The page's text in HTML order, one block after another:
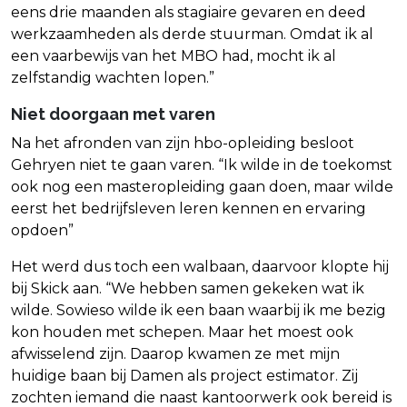
eens drie maanden als stagiaire gevaren en deed
werkzaamheden als derde stuurman. Omdat ik al
een vaarbewijs van het MBO had, mocht ik al
zelfstandig wachten lopen.”
Niet doorgaan met varen
Na het afronden van zijn hbo-opleiding besloot
Gehryen niet te gaan varen. “Ik wilde in de toekomst
ook nog een masteropleiding gaan doen, maar wilde
eerst het bedrijfsleven leren kennen en ervaring
opdoen”
Het werd dus toch een walbaan, daarvoor klopte hij
bij Skick aan. “We hebben samen gekeken wat ik
wilde. Sowieso wilde ik een baan waarbij ik me bezig
kon houden met schepen. Maar het moest ook
afwisselend zijn. Daarop kwamen ze met mijn
huidige baan bij Damen als project estimator. Zij
zochten iemand die naast kantoorwerk ook bereid is